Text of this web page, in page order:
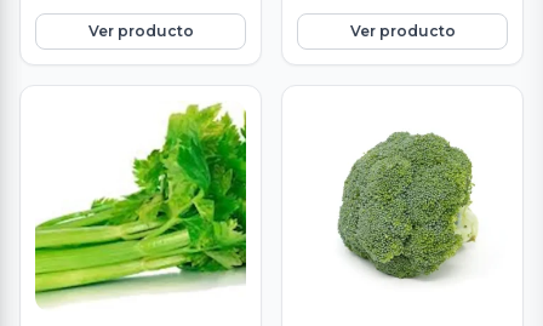
Ver producto Ver producto